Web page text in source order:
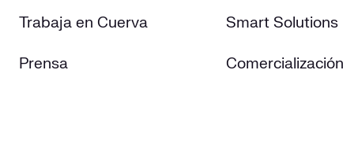
Trabaja en Cuerva
Prensa
Smart Solutions
Comercialización